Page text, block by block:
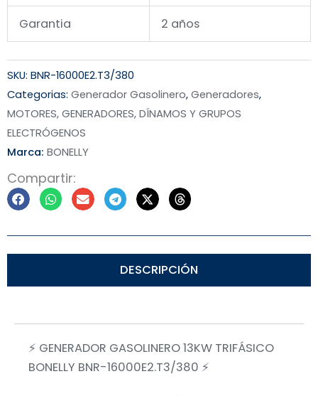
Garantia 2 años
SKU: BNR-16000E2.T3/380
Categorias: Generador Gasolinero,Generadores,
MOTORES, GENERADORES, DÍNAMOS Y GRUPOS
ELECTRÓGENOS
Marca: BONELLY
Compartir:
DESCRIPCIÓN
⚡ GENERADOR GASOLINERO 13KW TRIFÁSICO
BONELLY BNR-16000E2.T3/380 ⚡